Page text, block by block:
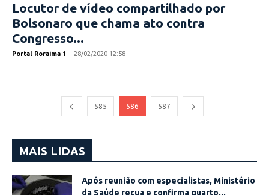
Locutor de vídeo compartilhado por
Bolsonaro que chama ato contra
Congresso...
Portal Roraima 1 - 28/02/2020 12:58
585 586 587
MAIS LIDAS
Após reunião com especialistas, Ministério
da Saúde recua e confirma quarto...